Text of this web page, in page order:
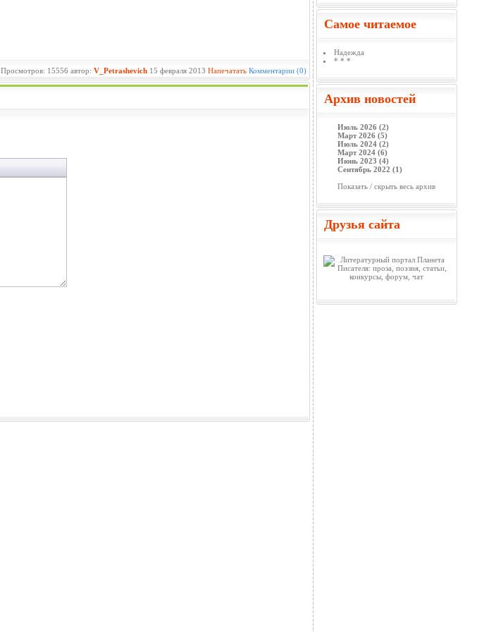
Просмотров: 15556 автор: V_Petrashevich15 февраля 2013 Напечатать Комментарии (0)
Самое читаемое
Надежда
* * *
Архив новостей
Июль 2026 (2)
Март 2026 (5)
Июль 2024 (2)
Март 2024 (6)
Июнь 2023 (4)
Сентябрь 2022 (1)
Показать / скрыть весь архив
Друзья сайта